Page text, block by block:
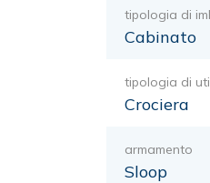
tipologia di
Cabinato
tipologia di
Crociera
armamento
Sloop